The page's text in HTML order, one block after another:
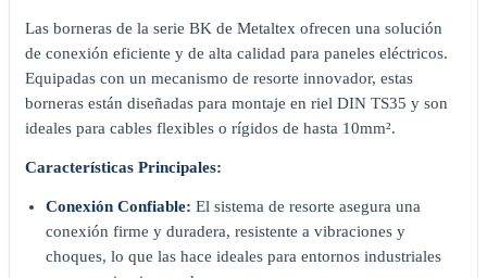
Las borneras de la serie BK de Metaltex ofrecen una solución
de conexión eficiente y de alta calidad para paneles eléctricos.
Equipadas con un mecanismo de resorte innovador, estas
borneras están diseñadas para montaje en riel DIN TS35 y son
ideales para cables flexibles o rígidos de hasta 10mm².
Características Principales:
Conexión Confiable: El sistema de resorte asegura una
conexión firme y duradera, resistente a vibraciones y
choques, lo que las hace ideales para entornos industriales